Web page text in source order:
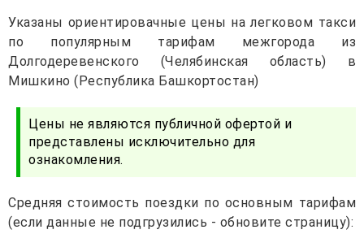
Указаны ориентировачные цены на легковом такси
по популярным тарифам межгорода из
Долгодеревенского (Челябинская область) в
Мишкино (Республика Башкортостан)
Цены не являются публичной офертой и
представлены исключительно для
ознакомления.
Средняя стоимость поездки по основным тарифам
(если данные не подгрузились - обновите страницу):